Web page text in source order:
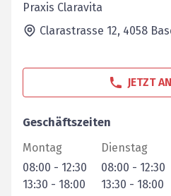
Praxis Claravita
Clarastrasse 12, 4058
JETZT
Geschäftszeiten
Montag
08:00 - 12:30
13:30 - 18:00
Dienstag
08:00 - 12:30
13:30 - 18:00